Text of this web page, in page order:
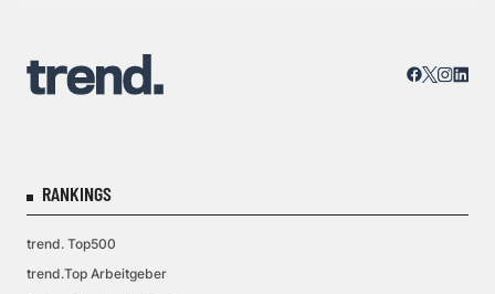
RANKINGS
trend. Top500
trend.Top Arbeitgeber